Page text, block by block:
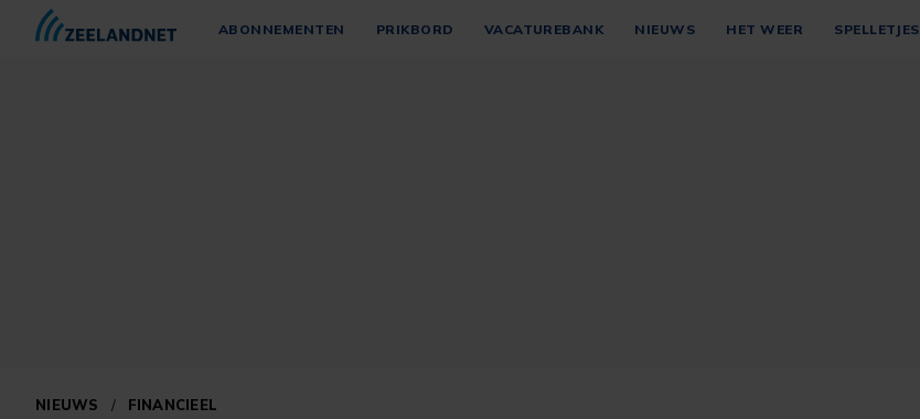
ABONNEMENTEN PRIKBORD VACATUREBANK NIEUWS HET WEER SPELLETJES
NIEUWS / FINANCIEEL